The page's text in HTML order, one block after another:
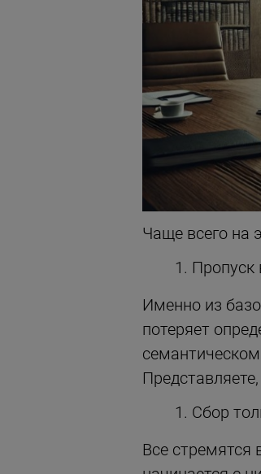
Чаще всего на
Именно из
потеряет
Сбор
Все